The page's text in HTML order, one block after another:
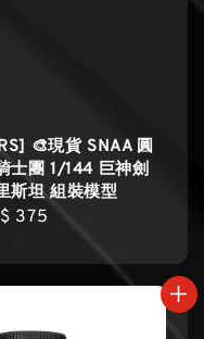
🎨現貨 SNAA 圓
士團 1/144 巨神劍
斯坦 組裝模型
375